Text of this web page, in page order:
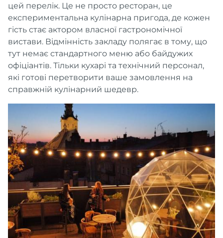
цей перелік. Це не просто ресторан, це
експериментальна кулінарна пригода, де кожен
гість стає актором власної гастрономічної
вистави. Відмінність закладу полягає в тому, що
тут немає стандартного меню або байдужих
офіціантів. Тільки кухарі та технічний персонал,
які готові перетворити ваше замовлення на
справжній кулінарний шедевр.